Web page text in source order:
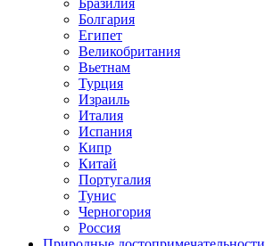
Болгария
Египет
Великобритания
Вьетнам
Турция
Израиль
Италия
Испания
Кипр
Китай
Португалия
Тунис
Черногория
Россия